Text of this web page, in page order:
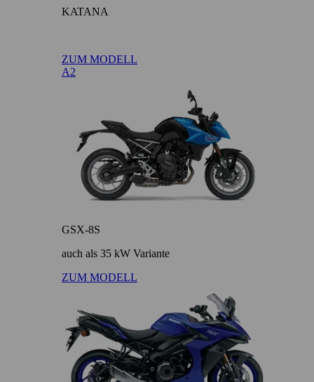
KATANA
ZUM MODELL
A2
GSX-8S
auch als 35 kW Variante
ZUM MODELL